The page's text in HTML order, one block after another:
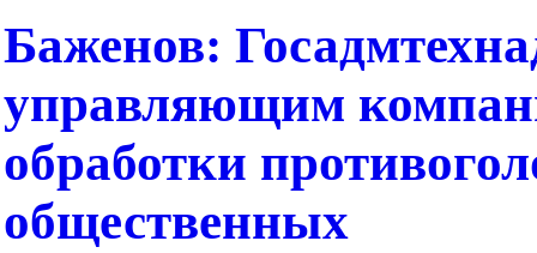
Баженов:
управляющим
обработки
общественных